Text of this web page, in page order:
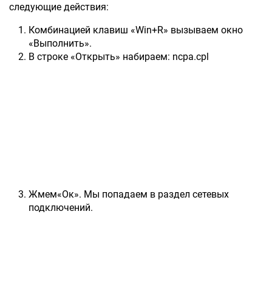
следующие действия:
Комбинацией клавиш «Win+R» вызываем окно
«Выполнить».
В строке «Открыть» набираем: ncpa.cpl
Жмем«Ок». Мы попадаем в раздел сетевых
подключений.